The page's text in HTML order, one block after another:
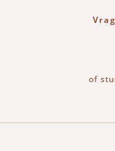
of